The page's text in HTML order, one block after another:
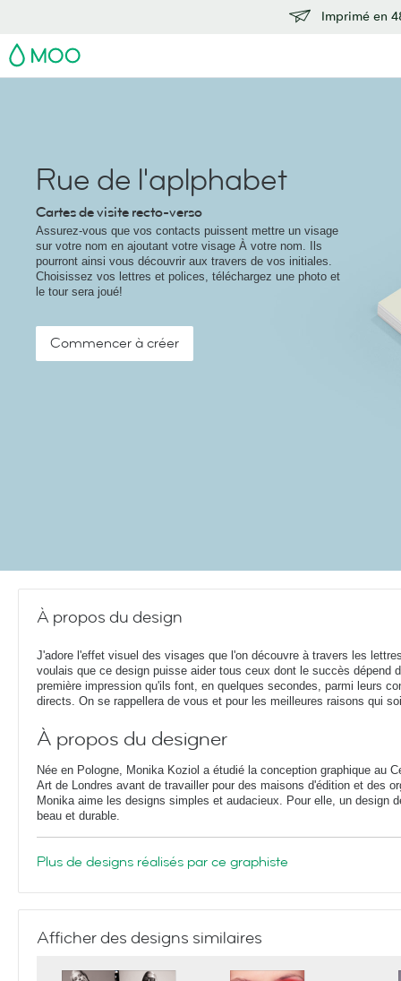
Imprimé en
MOO
Rue de l'aplphabet
Cartes de visite recto-verso
Assurez-vous que vos contacts puissent mettre un visage
sur votre nom en ajoutant votre visage À votre nom. Ils
pourront ainsi vous découvrir aux travers de vos initiales.
Choisissez vos lettres et polices, téléchargez une photo et
le tour sera joué!
Commencer à créer
À propos du design
J'adore l'effet visuel des visages que l'on découvre à travers les
voulais que ce design puisse aider tous ceux dont le succès dépend
première impression qu'ils font, en quelques secondes, parmi leurs
directs. On se rappellera de vous et pour les meilleures raisons qui
À propos du designer
Née en Pologne, Monika Koziol a étudié la conception graphique au
Art de Londres avant de travailler pour des maisons d'édition et des
Monika aime les designs simples et audacieux. Pour elle, un design
beau et durable.
Plus de designs réalisés par ce graphiste
Afficher des designs similaires